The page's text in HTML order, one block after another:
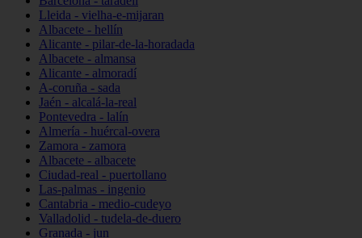
Lleida - vielha-e-mijaran
Albacete - hellín
Alicante - pilar-de-la-horadada
Albacete - almansa
Alicante - almoradí
A-coruña - sada
Jaén - alcalá-la-real
Pontevedra - lalín
Almería - huércal-overa
Zamora - zamora
Albacete - albacete
Ciudad-real - puertollano
Las-palmas - ingenio
Cantabria - medio-cudeyo
Valladolid - tudela-de-duero
Granada - jun